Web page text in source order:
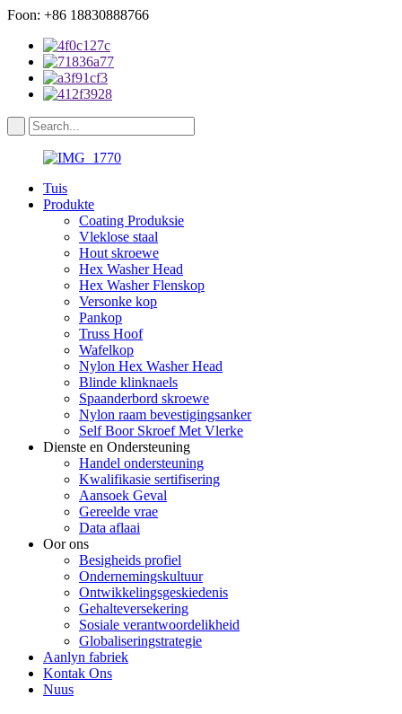
Foon: +86 18830888766
Tuis
Produkte
Coating Produksie
Vleklose staal
Hout skroewe
Hex Washer Head
Hex Washer Flenskop
Versonke kop
Pankop
Truss Hoof
Wafelkop
Nylon Hex Washer Head
Blinde klinknaels
Spaanderbord skroewe
Nylon raam bevestigingsanker
Self Boor Skroef Met Vlerke
Dienste en Ondersteuning
Handel ondersteuning
Kwalifikasie sertifisering
Aansoek Geval
Gereelde vrae
Data aflaai
Oor ons
Besigheids profiel
Ondernemingskultuur
Ontwikkelingsgeskiedenis
Gehalteversekering
Sosiale verantwoordelikheid
Globaliseringstrategie
Aanlyn fabriek
Kontak Ons
Nuus